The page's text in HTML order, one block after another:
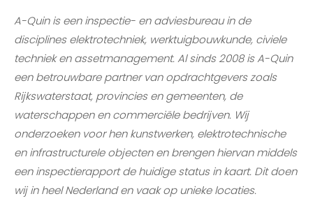
A-Quin is een inspectie- en adviesbureau in de
disciplines elektrotechniek, werktuigbouwkunde, civiele
techniek en assetmanagement. Al sinds 2008 is A-Quin
een betrouwbare partner van opdrachtgevers zoals
Rijkswaterstaat, provincies en gemeenten, de
waterschappen en commerciële bedrijven. Wij
onderzoeken voor hen kunstwerken, elektrotechnische
en infrastructurele objecten en brengen hiervan middels
een inspectierapport de huidige status in kaart. Dit doen
wij in heel Nederland en vaak op unieke locaties.